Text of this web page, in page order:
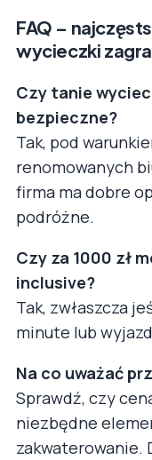
FAQ –
wycieczki
Czy tanie
bezpieczne?
Tak, pod
renomowanych
firma ma dobre
podróżne.
Czy za 1000 zł
inclusive?
Tak, zwłaszcza
minute lub
Na co uważać
Sprawdź, czy
niezbędne
zakwaterowanie.